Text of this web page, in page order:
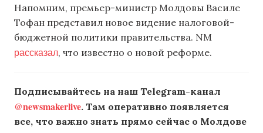
Напомним, премьер-министр Молдовы Василе
Тофан представил новое видение налоговой-
бюджетной политики правительства. NM
рассказал, что известно о новой реформе.
Подписывайтесь на наш Telegram-канал
@newsmakerlive. Там оперативно появляется
все, что важно знать прямо сейчас о Молдове